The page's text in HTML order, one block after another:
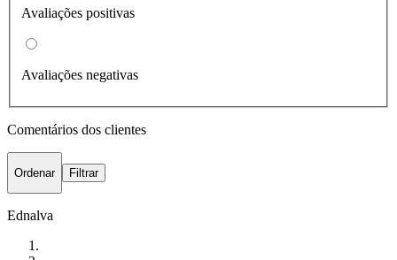
Avaliações positivas
Avaliações negativas
Comentários dos clientes
Ordenar Filtrar
Ednalva